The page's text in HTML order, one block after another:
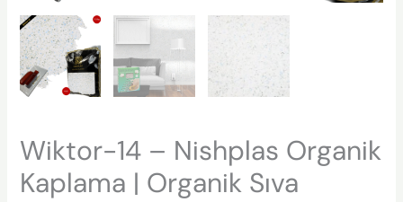
Wiktor-14 – Nishplas Organik
Kaplama | Organik Sıva